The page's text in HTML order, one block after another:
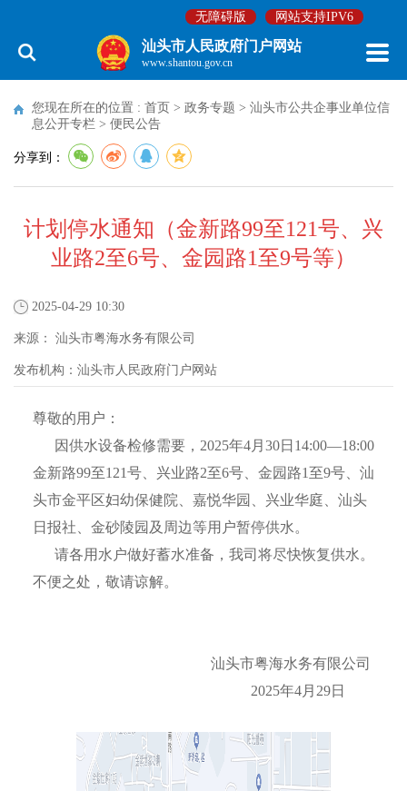
无障碍版 网站支持IPV6
汕头市人民政府门户网站
www.shantou.gov.cn
您现在所在的位置 : 首页 > 政务专题 > 汕头市公共企事业单位信
息公开专栏 > 便民公告
分享到：
计划停水通知（金新路99至121号、兴
业路2至6号、金园路1至9号等）
2025-04-29 10:30
来源： 汕头市粤海水务有限公司
发布机构： 汕头市人民政府门户网站
尊敬的用户：
因供水设备检修需要，2025年4月30日14:00—18:00
金新路99至121号、兴业路2至6号、金园路1至9号、汕
头市金平区妇幼保健院、嘉悦华园、兴业华庭、汕头
日报社、金砂陵园及周边等用户暂停供水。
请各用水户做好蓄水准备，我司将尽快恢复供水。
不便之处，敬请谅解。
汕头市粤海水务有限公司
2025年4月29日